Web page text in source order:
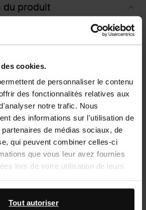
cookies.
de personnaliser le contenu
des fonctionnalités relatives aux
notre trafic. Nous
des informations sur l'utilisation de
de médias sociaux, de
qui peuvent combiner celles-ci
que vous leur avez fournies
lors de votre utilisation de leurs
avec Google à des fins de
Tout autoriser
produit
la souplesse du cuir de Russie
et anti-taches. Appliquer
ont aussi acheté